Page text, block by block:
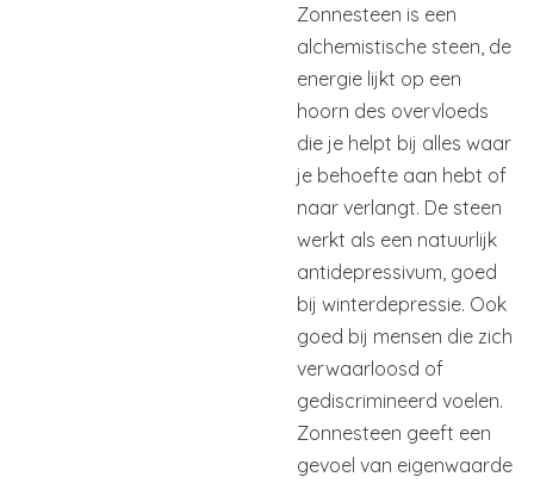
Zonnesteen is een
alchemistische steen, de
energie lijkt op een
hoorn des overvloeds
die je helpt bij alles waar
je behoefte aan hebt of
naar verlangt. De steen
werkt als een natuurlijk
antidepressivum, goed
bij winterdepressie. Ook
goed bij mensen die zich
verwaarloosd of
gediscrimineerd voelen.
Zonnesteen geeft een
gevoel van eigenwaarde